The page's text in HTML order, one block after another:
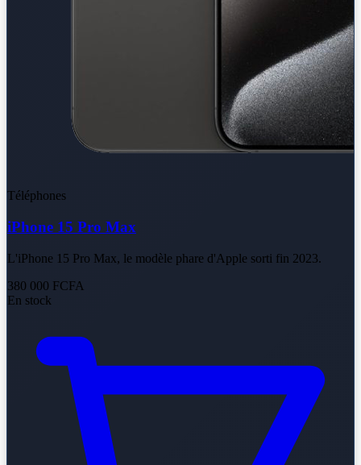
Téléphones
iPhone 15 Pro Max
L'iPhone 15 Pro Max, le modèle phare d'Apple sorti fin 2023.
380 000 FCFA
En stock